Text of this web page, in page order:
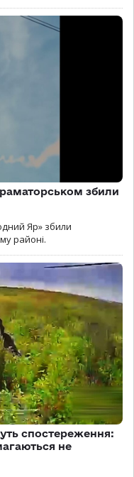
збили
Яр» збили
районі.
спостереження:
не